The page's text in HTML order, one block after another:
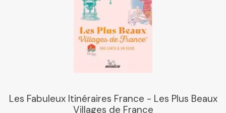
Les Fabuleux Itinéraires France - Les Plus Beaux
Villages de France